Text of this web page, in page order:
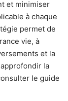
et minimiser
à chaque
permet de
vie, à
et la
la
le guide